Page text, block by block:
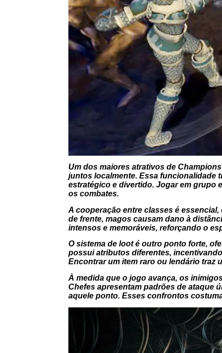
Um dos maiores atrativos de
juntos localmente. Essa funcionalidade
estratégico e divertido. Jogar em grupo
os combates.
A cooperação entre classes é
de frente, magos causam dano à
intensos e memoráveis, reforçando o
O sistema de loot é outro ponto forte,
possui atributos diferentes,
Encontrar um item raro ou lendário traz
À medida que o jogo avança, os
Chefes apresentam padrões de ataque
aquele ponto. Esses confrontos